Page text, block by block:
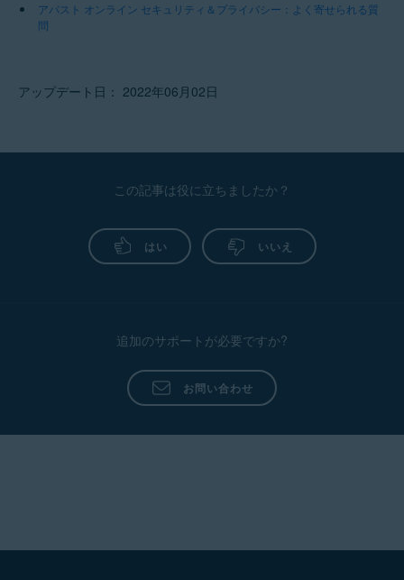
アバスト オンライン セキュリティ＆プライバシー：よく寄せられる質
問
アップデート日： 2022年06月02日
この記事は役に立ちましたか？
はい いいえ
追加のサポートが必要ですか?
お問い合わせ